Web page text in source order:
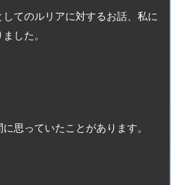
てのルリアに対するお話、私に
した。
思っていたことがあります。